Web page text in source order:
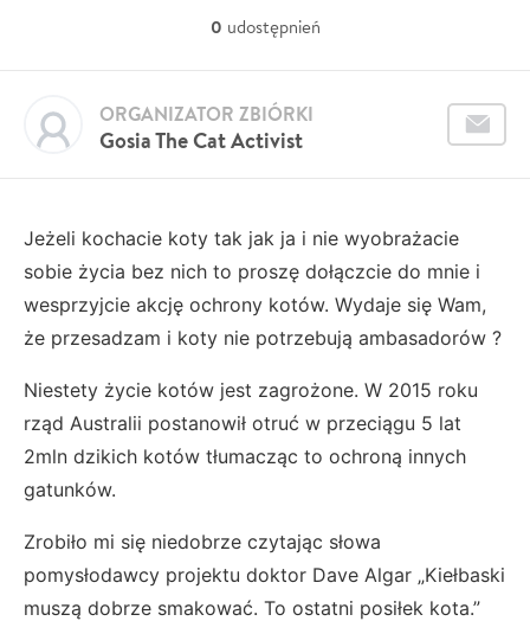
0 udostępnień
Gosia The Cat Activist
ORGANIZATOR ZBIÓRKI
Jeżeli kochacie koty tak jak ja i nie wyobrażacie
sobie życia bez nich to proszę dołączcie do mnie i
wesprzyjcie akcję ochrony kotów. Wydaje się Wam,
że przesadzam i koty nie potrzebują ambasadorów ?
Niestety życie kotów jest zagrożone. W 2015 roku
rząd Australii postanowił otruć w przeciągu 5 lat
2mln dzikich kotów tłumacząc to ochroną innych
gatunków.
Zrobiło mi się niedobrze czytając słowa
pomysłodawcy projektu doktor Dave Algar „Kiełbaski
muszą dobrze smakować. To ostatni posiłek kota.”